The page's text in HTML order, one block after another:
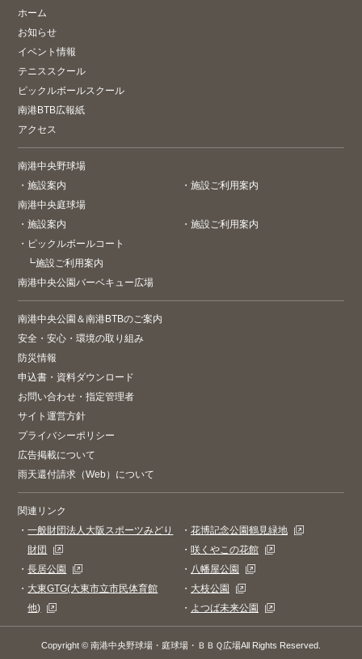
ホーム
お知らせ
イベント情報
テニススクール
ピックルボールスクール
南港BTB広報紙
アクセス
南港中央野球場
・施設案内 ・ 施設ご利用案内
南港中央庭球場
・施設案内 ・ 施設ご利用案内
・ ピックルボールコート
┗施設ご利用案内
南港中央公園バーベキュー広場
南港中央公園＆南港BTBのご案内
安全・安心・環境の取り組み
防災情報
申込書・資料ダウンロード
お問い合わせ・指定管理者
サイト運営方針
プライバシーポリシー
広告掲載について
雨天還付請求（Web）について
関連リンク
・一般財団法人大阪スポーツみどり
財団
・ 花博記念公園鶴見緑地
・ 咲くやこの花館
・長居公園 ・ 八幡屋公園
・ 大東GTG(大東市立市民体育館
他)
・ 大枝公園
・ よつば未来公園
Copyright © 南港中央野球場・庭球場・ＢＢＱ広場All Rights Reserved.